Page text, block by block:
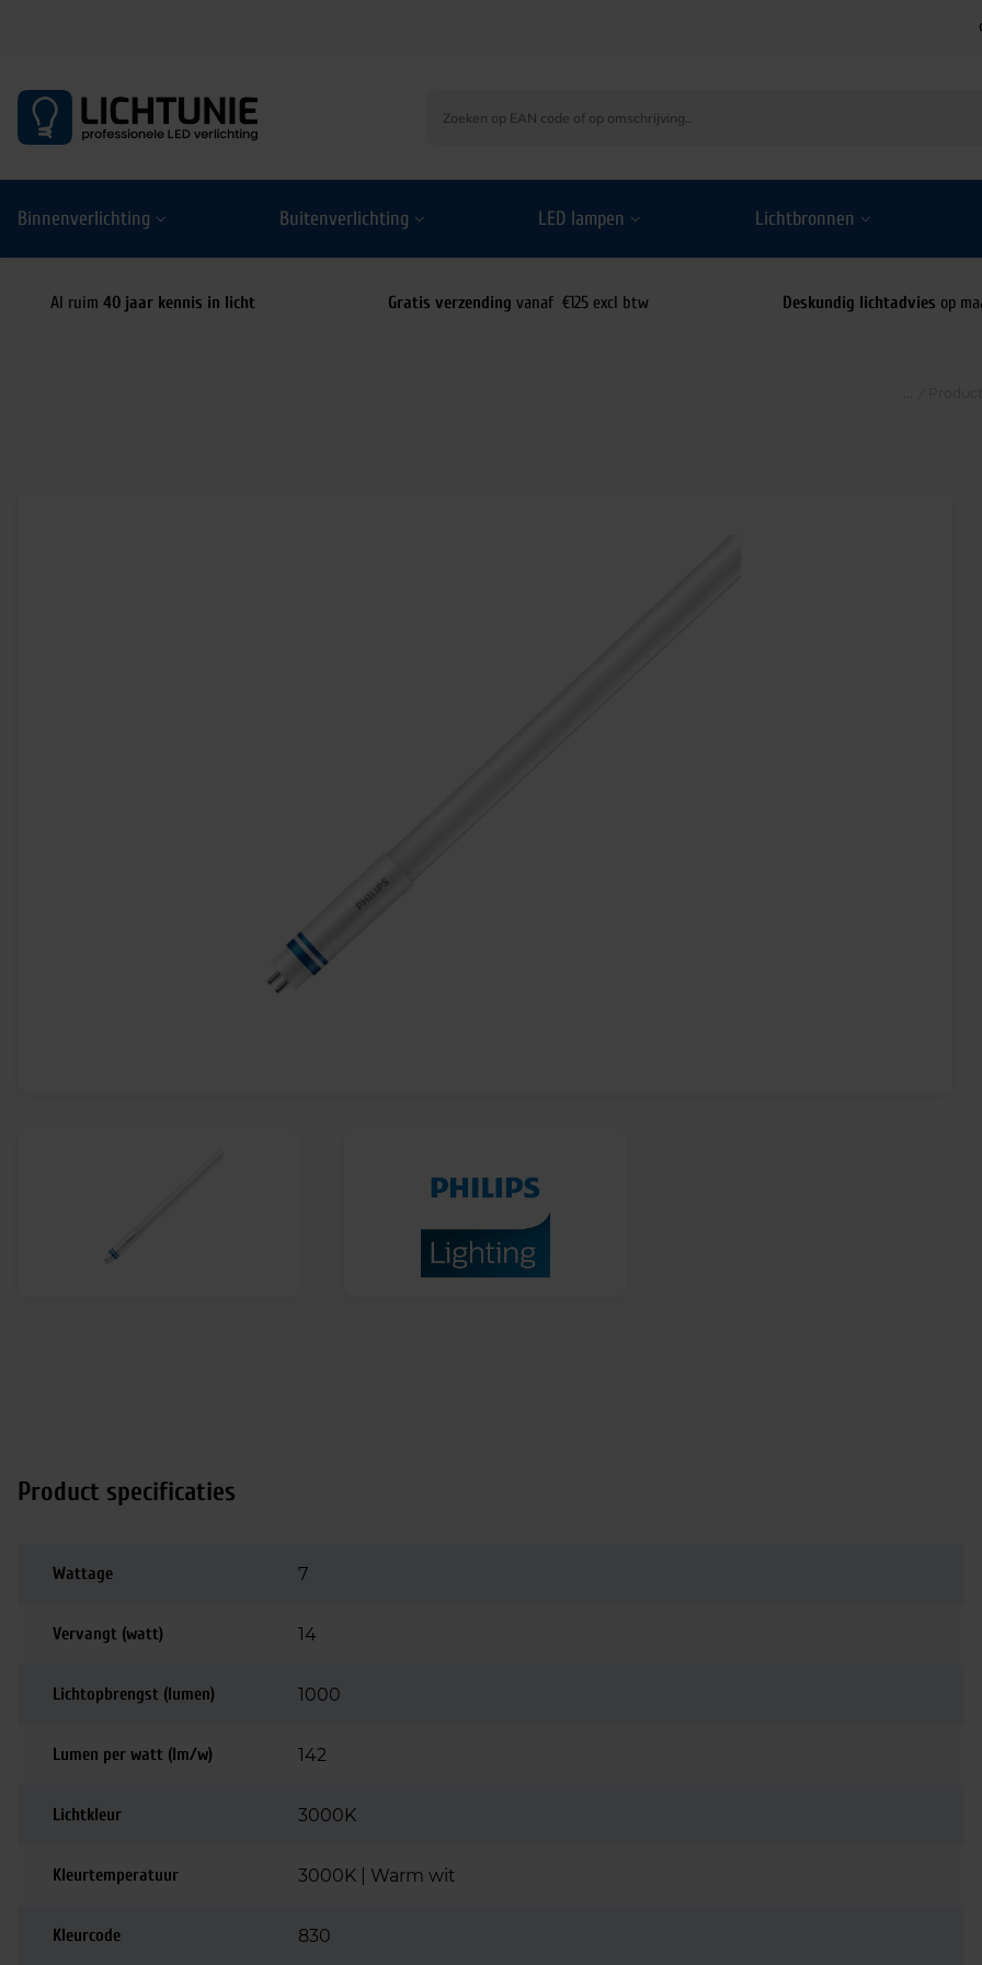
Binnenverlichting Buitenverlichting LED lampen Lichtbronnen
Al ruim 40 jaar kennis in licht Gratis verzending vanaf €125 excl btw Deskundig lichtadvies op
Product specificaties
Wattage 7
Vervangt (watt) 14
Lichtopbrengst (lumen) 1000
Lumen per watt (lm/w) 142
Lichtkleur 3000K
Kleurtemperatuur 3000K | Warm wit
Kleurcode 830